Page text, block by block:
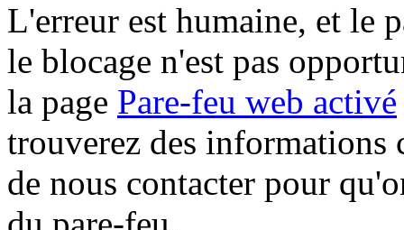
L'erreur est humaine, et le
le blocage n'est pas
la page Pare-feu web activé
trouverez des informations
de nous contacter pour